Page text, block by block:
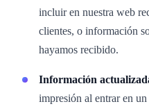
incluir en nuestra web
clientes, o información
hayamos recibido.
Información
impresión al entrar en